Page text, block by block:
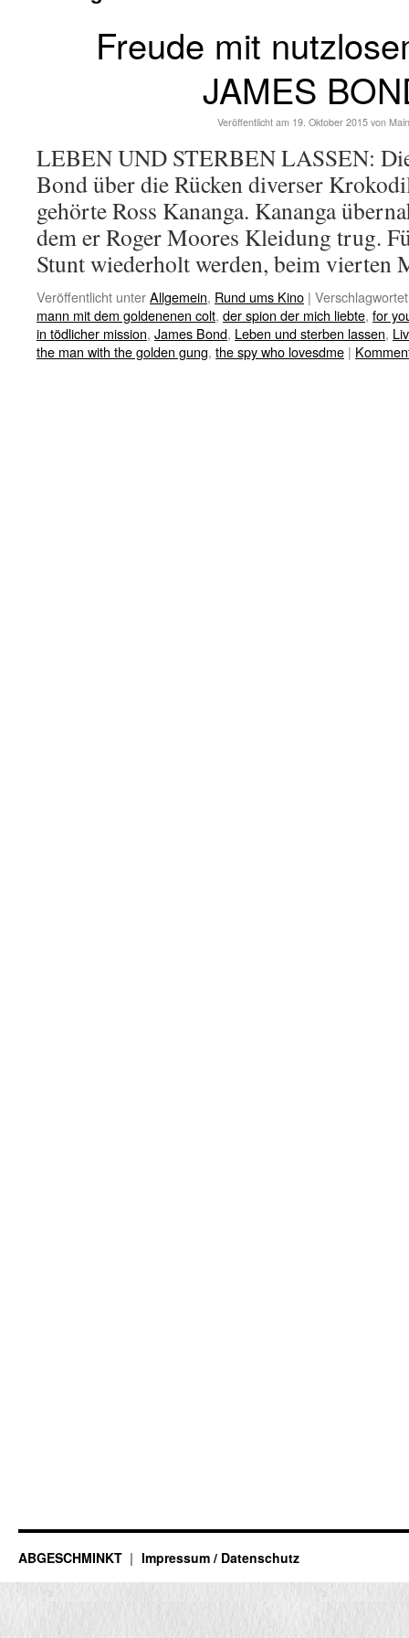
Freude mit
JAMES
Veröffentlicht am 19. Oktober 2015 von
LEBEN UND STERBEN LASSEN:
Bond über die Rücken diverser
gehörte Ross Kananga. Kananga
dem er Roger Moores Kleidung trug.
Stunt wiederholt werden, beim
Veröffentlicht unterAllgemein, Rund ums Kino |
mann mit dem goldenenen colt, der spion der mich liebte, for
in tödlicher mission, James Bond, Leben und sterben lassen,
the man with the golden gung, the spy who lovesdme |
ABGESCHMINKT Impressum / Datenschutz